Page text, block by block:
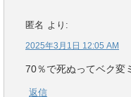
匿名 より:
2025年3月1日 12:05 AM
70％で死ぬってベク変
返信